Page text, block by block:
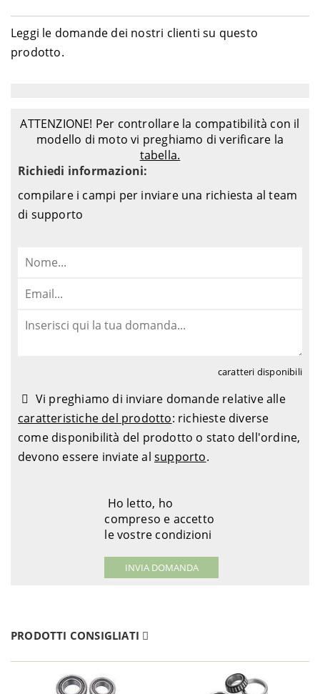
Leggi le domande dei nostri clienti su questo
prodotto.
ATTENZIONE! Per controllare la compatibilità con il
modello di moto vi preghiamo di verificare la
tabella.
Richiedi informazioni:
compilare i campi per inviare una richiesta al team
di supporto
caratteri disponibili
Vi preghiamo di inviare domande relative alle
caratteristiche del prodotto: richieste diverse
come disponibilità del prodotto o stato dell'ordine,
devono essere inviate al supporto.
Ho letto, ho
compreso e accetto
le vostre condizioni
PRODOTTI CONSIGLIATI